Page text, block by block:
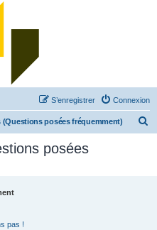
Connexion
S’enregistrer
(Questions posées fréquemment)
posées
pas !